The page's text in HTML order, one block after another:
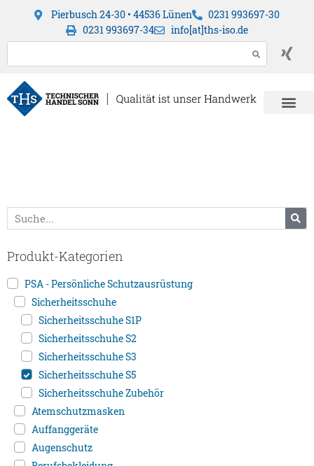
Pierbusch 24-30 • 44536 Lünen
0231 993697-30
0231 993697-34
info[at]ths-iso.de
Produkt-Kategorien
PSA - Persönliche Schutzausrüstung
Sicherheitsschuhe
Sicherheitsschuhe S1P
Sicherheitsschuhe S2
Sicherheitsschuhe S3
Sicherheitsschuhe S5
Sicherheitsschuhe Zubehör
Atemschutzmasken
Auffanggeräte
Augenschutz